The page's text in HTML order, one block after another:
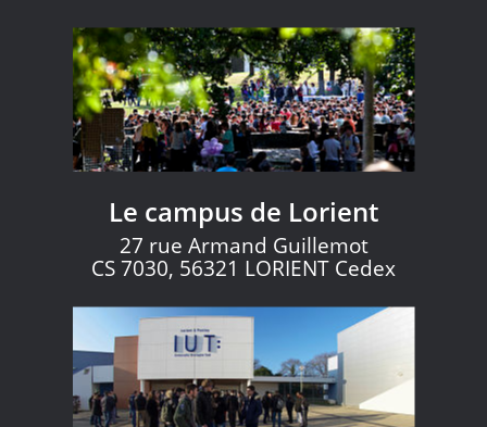
Le campus de Lorient
27 rue Armand Guillemot
CS 7030, 56321 LORIENT Cedex